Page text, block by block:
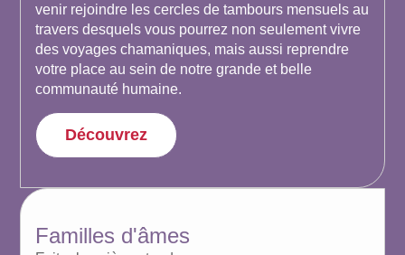
venir rejoindre les cercles de tambours mensuels au
travers desquels vous pourrez non seulement vivre
des voyages chamaniques, mais aussi reprendre
votre place au sein de notre grande et belle
communauté humaine.
Découvrez
Familles d'âmes